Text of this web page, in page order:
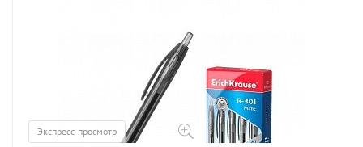
Экспресс-просмотр